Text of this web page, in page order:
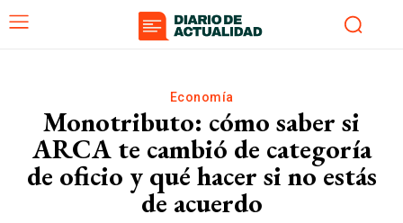
Economía
Monotributo: cómo saber si
ARCA te cambió de categoría
de oficio y qué hacer si no estás
de acuerdo